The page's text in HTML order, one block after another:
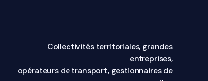
Collectivités territoriales, grandes
entreprises,
opérateurs de transport, gestionnaires de